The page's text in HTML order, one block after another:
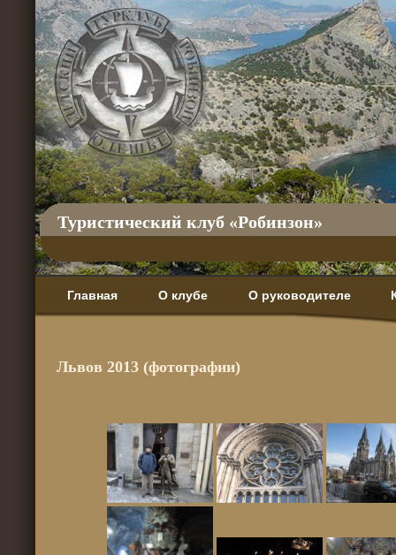
Туристический клуб «Робинзон»
Главная О клубе О руководителе
Львов 2013 (фотографии)